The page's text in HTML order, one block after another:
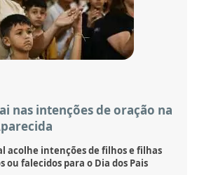
nas intenções de oração na
acolhe intenções de filhos e filhas
ou falecidos para o Dia dos Pais